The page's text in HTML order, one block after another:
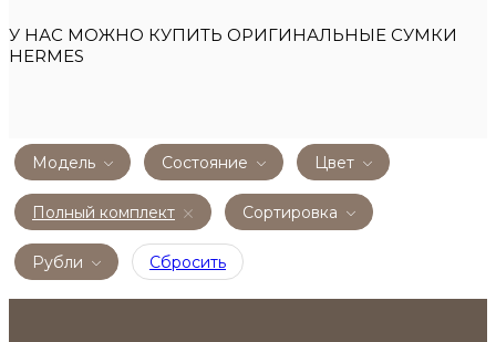
У НАС МОЖНО КУПИТЬ ОРИГИНАЛЬНЫЕ СУМКИ
HERMES
Модель Состояние Цвет
Полный комплект Сортировка
Рубли Сбросить